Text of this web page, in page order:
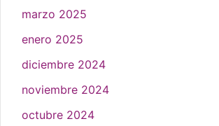
marzo 2025
enero 2025
diciembre 2024
noviembre 2024
octubre 2024